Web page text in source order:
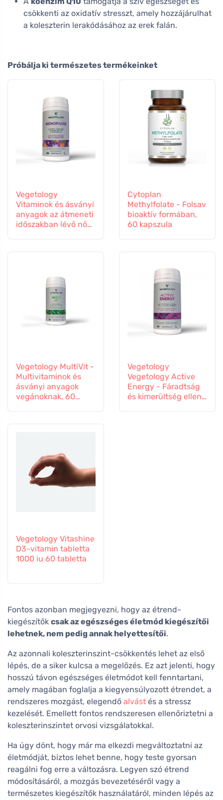
csökkenti az oxidatív stresszt, amely hozzájárulhat
a koleszterin lerakódásához az erek falán.
Próbálja ki természetes termékeinket
Vegetology
Vitaminok és ásványi
anyagok az átmeneti
időszakban lévő nők
Cytoplan
Methylfolate - Folsav
bioaktív formában,
60 kapszula
Vegetology MultiVit -
Multivitaminok és
ásványi anyagok
vegánoknak, 60
Vegetology
Vegetology Active
Energy - Fáradtság
és kimerültség ellen,
Vegetology Vitashine
D3-vitamin tabletta
1000 iu 60 tabletta
Fontos azonban megjegyezni, hogy az étrend-
kiegészítők csak az egészséges életmód kiegészítői
lehetnek, nem pedig annak helyettesítői.
Az azonnali koleszterinszint-csökkentés lehet az első
lépés, de a siker kulcsa a megelőzés. Ez azt jelenti, hogy
hosszú távon egészséges életmódot kell fenntartani,
amely magában foglalja a kiegyensúlyozott étrendet, a
rendszeres mozgást, elegendő alvást és a stressz
kezelését. Emellett fontos rendszeresen ellenőriztetni a
koleszterinszintet orvosi vizsgálatokkal.
Ha úgy dönt, hogy már ma elkezdi megváltoztatni az
életmódját, biztos lehet benne, hogy teste gyorsan
reagálni fog erre a változásra. Legyen szó étrend
módosításáról, a mozgás bevezetéséről vagy a
természetes kiegészítők használatáról, minden lépés az